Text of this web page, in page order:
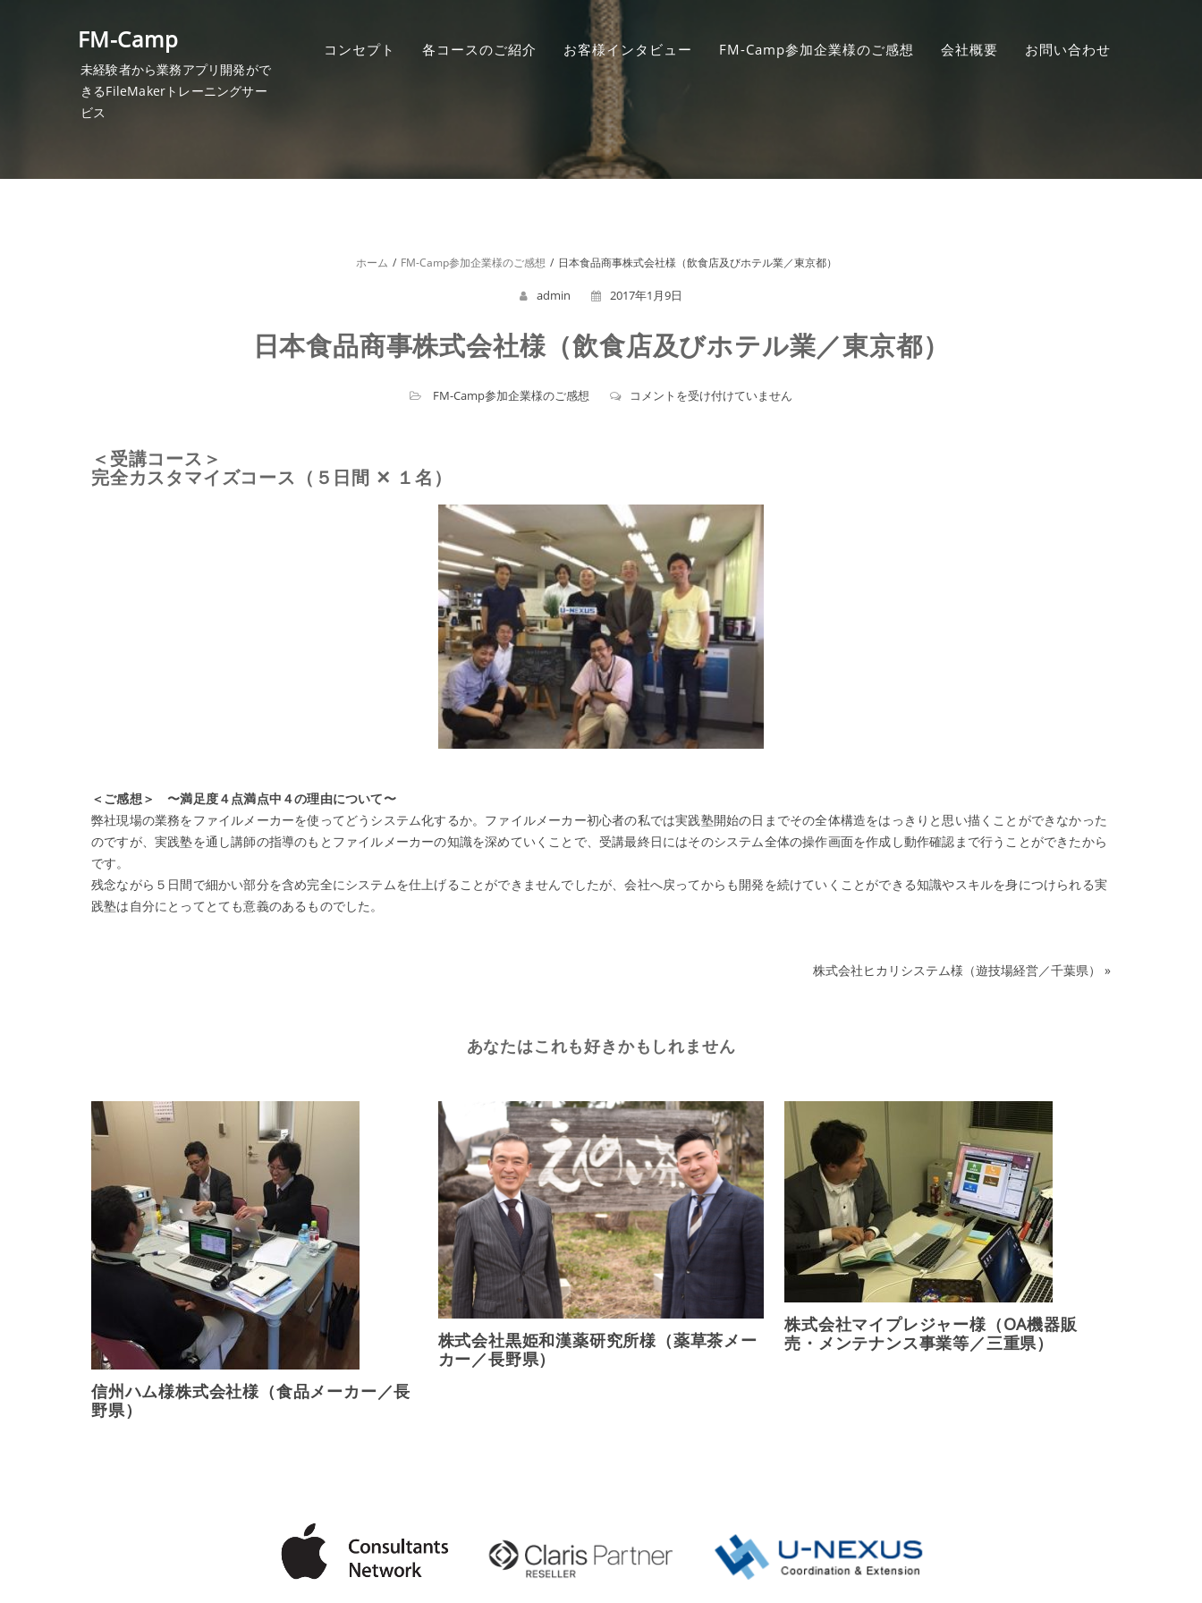
FM-Camp
未経験者から業務アプリ開発がで
きるFileMakerトレーニングサー
ビス
コンセプト 各コースのご紹介 お客様インタビュー FM-Camp参加企業様のご感想 会社概要 お問い合わせ
ホーム FM-Camp参加企業様のご感想 日本食品商事株式会社様（飲食店及びホテル業／東京都）
admin 2017年1月9日
日本食品商事株式会社様（飲食店及びホテル業／東京都）
FM-Camp参加企業様のご感想
日
株
式
会
社
様
（飲
食
店
及
び
ホ
テ
ル
業
／
は
コメントを受け付けていません
＜受講コース＞
完全カスタマイズコース（５日間 ✕ １名）
＜ご感想＞ 〜満足度４点満点中４の理由について〜
弊社現場の業務をファイルメーカーを使ってどうシステム化するか。ファイルメーカー初心者の私では実践塾開始の日までその全体構造をはっきりと思い描くことができなかった
のですが、実践塾を通し講師の指導のもとファイルメーカーの知識を深めていくことで、受講最終日にはそのシステム全体の操作画面を作成し動作確認まで行うことができたから
です。
残念ながら５日間で細かい部分を含め完全にシステムを仕上げることができませんでしたが、会社へ戻ってからも開発を続けていくことができる知識やスキルを身につけられる実
践塾は自分にとってとても意義のあるものでした。
株式会社ヒカリシステム様（遊技場経営／千葉県） »
あなたはこれも好きかもしれません
信州ハム様株式会社様（食品メーカー／長
野県）
株式会社黒姫和漢薬研究所様（薬草茶メー
カー／長野県）
株式会社マイプレジャー様（OA機器販
売・メンテナンス事業等／三重県）